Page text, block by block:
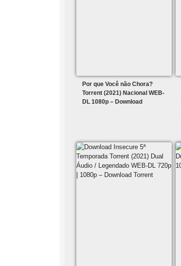
Por que Você não Chora?
Torrent (2021) Nacional WEB-
DL 1080p – Download